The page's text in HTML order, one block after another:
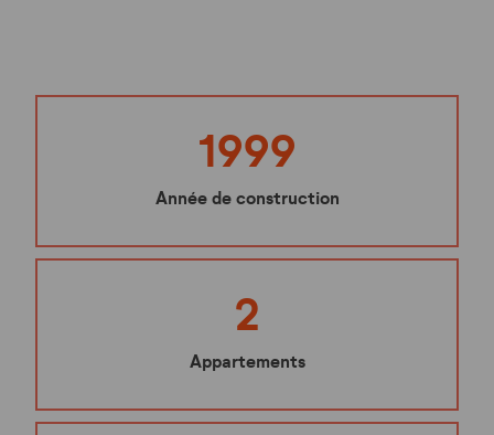
1999
Année de construction
2
Appartements